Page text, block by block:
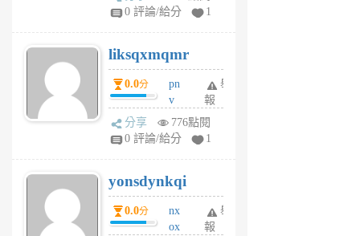
pj
6
個
月
前
0 評論/給分
1
liksqxmqmr
0.0分
pn
v
wt
sv
6
個
月
前
舉
報
分享
776點閱
0 評論/給分
1
yonsdynkqi
0.0分
nx
ox
舉
報